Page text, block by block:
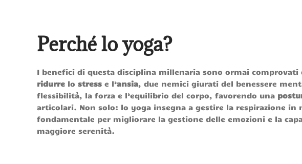
Perché lo yoga?
I benefici di questa disciplina millenaria sono ormai
ridurre lo stress e l’ansia, due nemici giurati del benessere
flessibilità, la forza e l’equilibrio del corpo, favorendo una
articolari. Non solo: lo yoga insegna a gestire la respirazione in
fondamentale per migliorare la gestione delle emozioni e la
maggiore serenità.